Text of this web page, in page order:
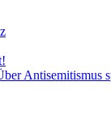
Antisemitismus